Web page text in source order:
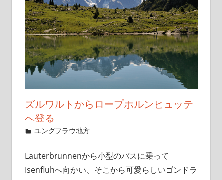
ズルワルトからロープホルンヒュッテ
へ登る
2019年12月2日
管理者
ユングフラウ地方
Lauterbrunnenから小型のバスに乗って
Isenfluhへ向かい、そこから可愛らしいゴンドラ